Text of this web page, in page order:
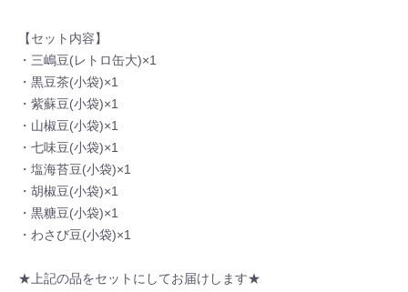
【セット内容】
・三嶋豆(レトロ缶大)×1
・黒豆茶(小袋)×1
・紫蘇豆(小袋)×1
・山椒豆(小袋)×1
・七味豆(小袋)×1
・塩海苔豆(小袋)×1
・胡椒豆(小袋)×1
・黒糖豆(小袋)×1
・わさび豆(小袋)×1
★上記の品をセットにしてお届けします★